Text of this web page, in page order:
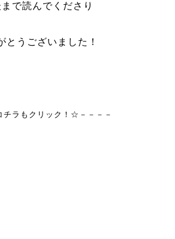
で読んでくださり
とうございました！
チラもクリック！☆－－－－